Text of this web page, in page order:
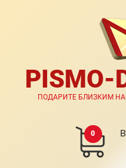
PISMO-
ПОДАРИТЕ БЛИЗКИМ
0